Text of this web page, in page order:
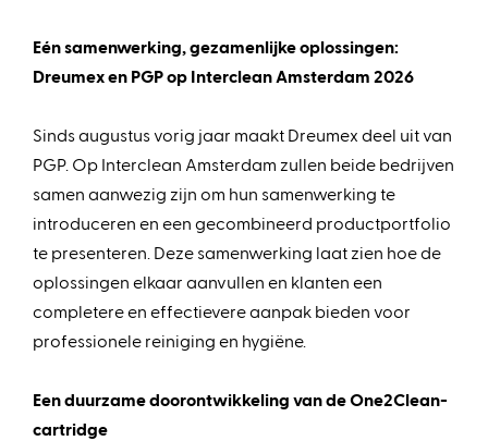
Eén samenwerking, gezamenlijke oplossingen:
Dreumex en PGP op Interclean Amsterdam 2026
Sinds augustus vorig jaar maakt Dreumex deel uit van
PGP. Op Interclean Amsterdam zullen beide bedrijven
samen aanwezig zijn om hun samenwerking te
introduceren en een gecombineerd productportfolio
te presenteren. Deze samenwerking laat zien hoe de
oplossingen elkaar aanvullen en klanten een
completere en effectievere aanpak bieden voor
professionele reiniging en hygiëne.
Een duurzame doorontwikkeling van de One2Clean-
cartridge